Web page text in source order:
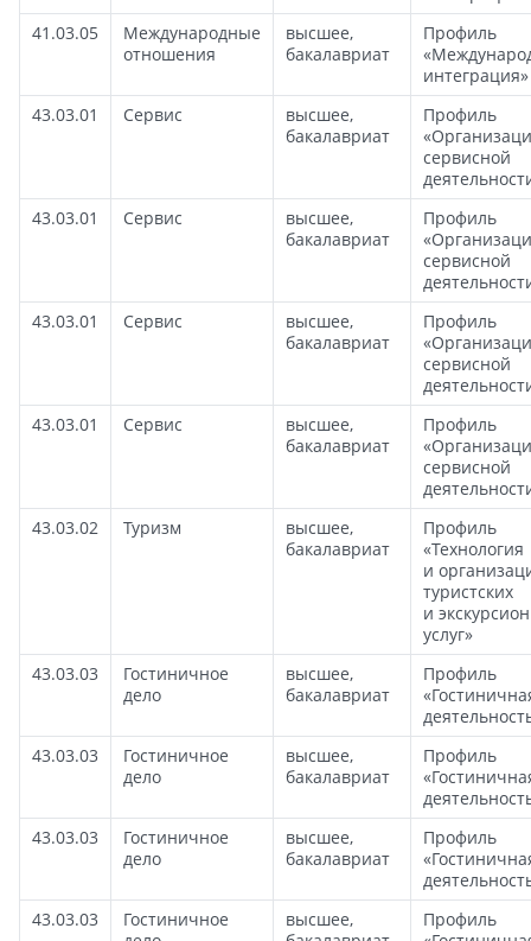
41.03.05
Международные
отношения
высшее,
бакалавриат
Профиль
интеграция»
43.03.01
Сервис
высшее,
бакалавриат
Профиль
сервисной
43.03.01
Сервис
высшее,
бакалавриат
Профиль
сервисной
43.03.01
Сервис
высшее,
бакалавриат
Профиль
сервисной
43.03.01
Сервис
высшее,
бакалавриат
Профиль
сервисной
43.03.02
Туризм
высшее,
бакалавриат
Профиль
«Технология
и
туристских
и
услуг»
43.03.03
Гостиничное
дело
высшее,
бакалавриат
Профиль
43.03.03
Гостиничное
дело
высшее,
бакалавриат
Профиль
43.03.03
Гостиничное
дело
высшее,
бакалавриат
Профиль
43.03.03
Гостиничное
высшее,
Профиль